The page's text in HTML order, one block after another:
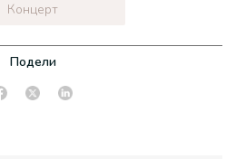
Концерт
Подели